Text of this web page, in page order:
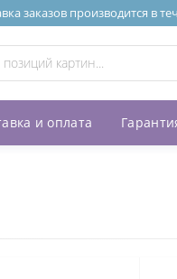
заказов производится в
и оплата